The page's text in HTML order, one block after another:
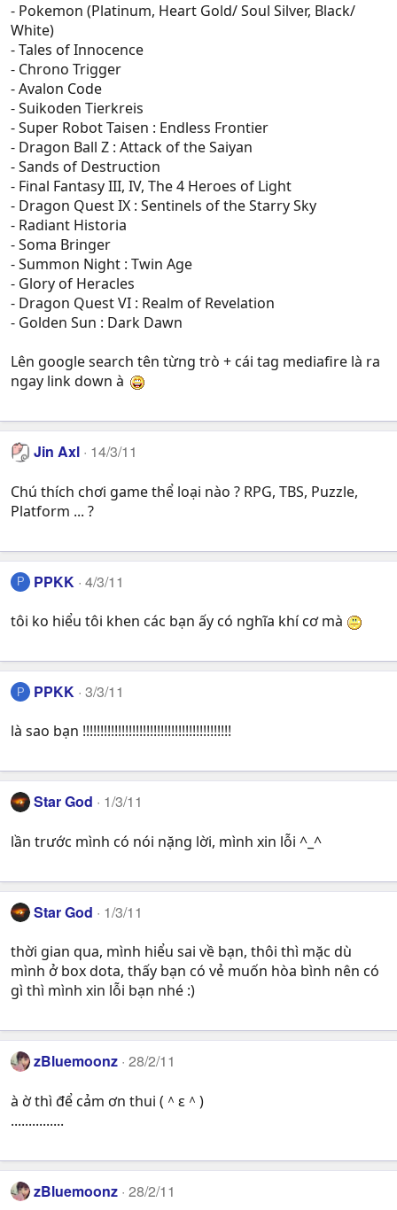
- Pokemon (Platinum, Heart Gold/ Soul Silver, Black/
White)
- Tales of Innocence
- Chrono Trigger
- Avalon Code
- Suikoden Tierkreis
- Super Robot Taisen : Endless Frontier
- Dragon Ball Z : Attack of the Saiyan
- Sands of Destruction
- Final Fantasy III, IV, The 4 Heroes of Light
- Dragon Quest IX : Sentinels of the Starry Sky
- Radiant Historia
- Soma Bringer
- Summon Night : Twin Age
- Glory of Heracles
- Dragon Quest VI : Realm of Revelation
- Golden Sun : Dark Dawn
Lên google search tên từng trò + cái tag mediafire là ra
ngay link down à
Jin Axl 14/3/11
Chú thích chơi game thể loại nào ? RPG, TBS, Puzzle,
Platform ... ?
P PPKK 4/3/11
tôi ko hiểu tôi khen các bạn ấy có nghĩa khí cơ mà
P PPKK 3/3/11
là sao bạn !!!!!!!!!!!!!!!!!!!!!!!!!!!!!!!!!!!!!!!!!!
Star God 1/3/11
lần trước mình có nói nặng lời, mình xin lỗi ^_^
Star God 1/3/11
thời gian qua, mình hiểu sai về bạn, thôi thì mặc dù
mình ở box dota, thấy bạn có vẻ muốn hòa bình nên có
gì thì mình xin lỗi bạn nhé :)
zBluemoonz 28/2/11
à ờ thì để cảm ơn thui (＾ε＾)
...............
zBluemoonz 28/2/11